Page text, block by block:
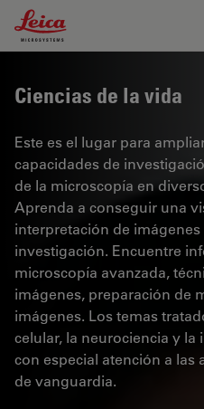
Leica Microsystems Logo
Ciencias de la vida
Este es el lugar para
capacidades de
de la microscopía en
Aprenda a conseguir una
interpretación de imágenes
investigación. Encuentre
microscopía avanzada,
imágenes, preparación de
imágenes. Los temas
celular, la neurociencia y la
con especial atención a las
de vanguardia.